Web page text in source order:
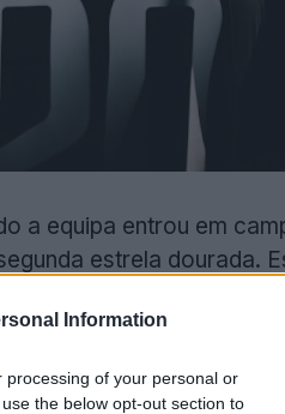
Information
of your personal or
the below opt-out section to
a equipa entrou em
estrela dourada.
Pro League apenas